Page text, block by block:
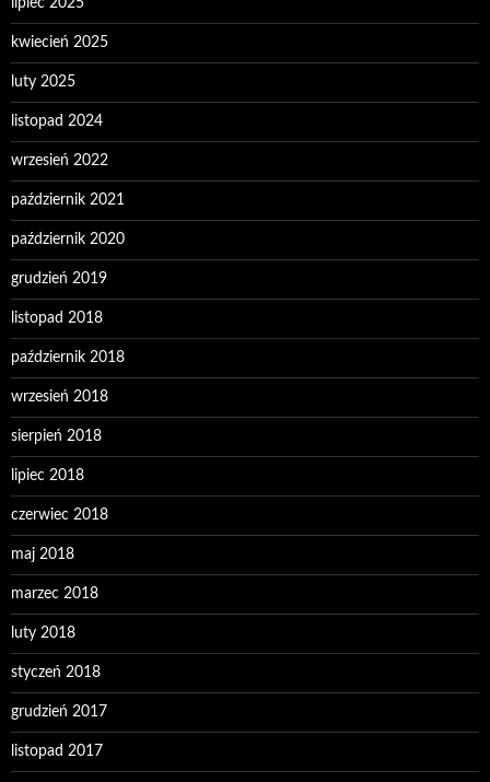
lipiec 2025
kwiecień 2025
luty 2025
listopad 2024
wrzesień 2022
październik 2021
październik 2020
grudzień 2019
listopad 2018
październik 2018
wrzesień 2018
sierpień 2018
lipiec 2018
czerwiec 2018
maj 2018
marzec 2018
luty 2018
styczeń 2018
grudzień 2017
listopad 2017